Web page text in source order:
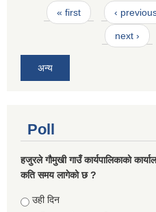
Pages
« first ‹
next ›
अन्य
Poll
हजुरले गौमुखी गाउँ कार्यपालिकाको
कति समय लागेको छ ?
Choices
उही दिन